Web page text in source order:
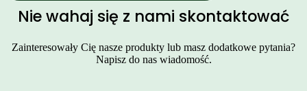
Nie wahaj się z nami skontaktować
Zainteresowały Cię nasze produkty lub masz dodatkowe pytania?
Napisz do nas wiadomość.